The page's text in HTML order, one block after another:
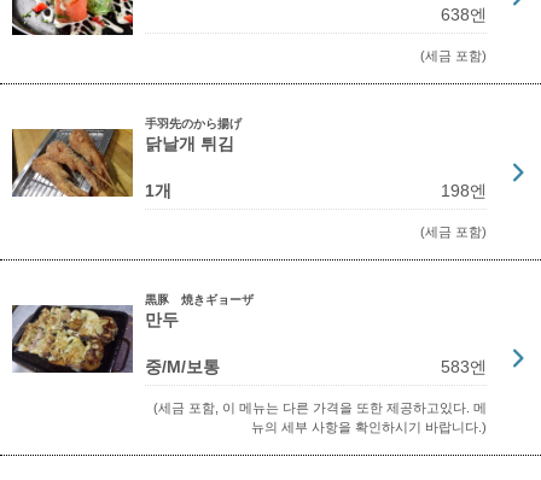
638엔
(세금 포함)
手羽先のから揚げ
닭날개 튀김
1개 198엔
(세금 포함)
黒豚 焼きギョーザ
만두
중/M/보통 583엔
(세금 포함, 이 메뉴는 다른 가격을 또한 제공하고있다. 메
뉴의 세부 사항을 확인하시기 바랍니다.)